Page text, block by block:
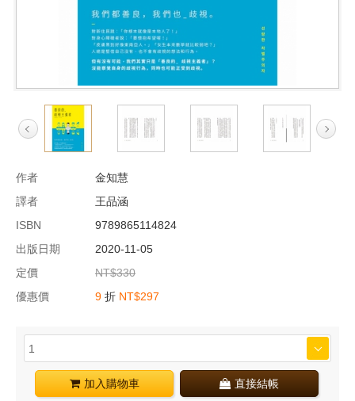
作者
金知慧
譯者
王品涵
ISBN
9789865114824
出版日期
2020-11-05
定價
NT$330
優惠價
9 折 NT$297
加入購物車 直接結帳